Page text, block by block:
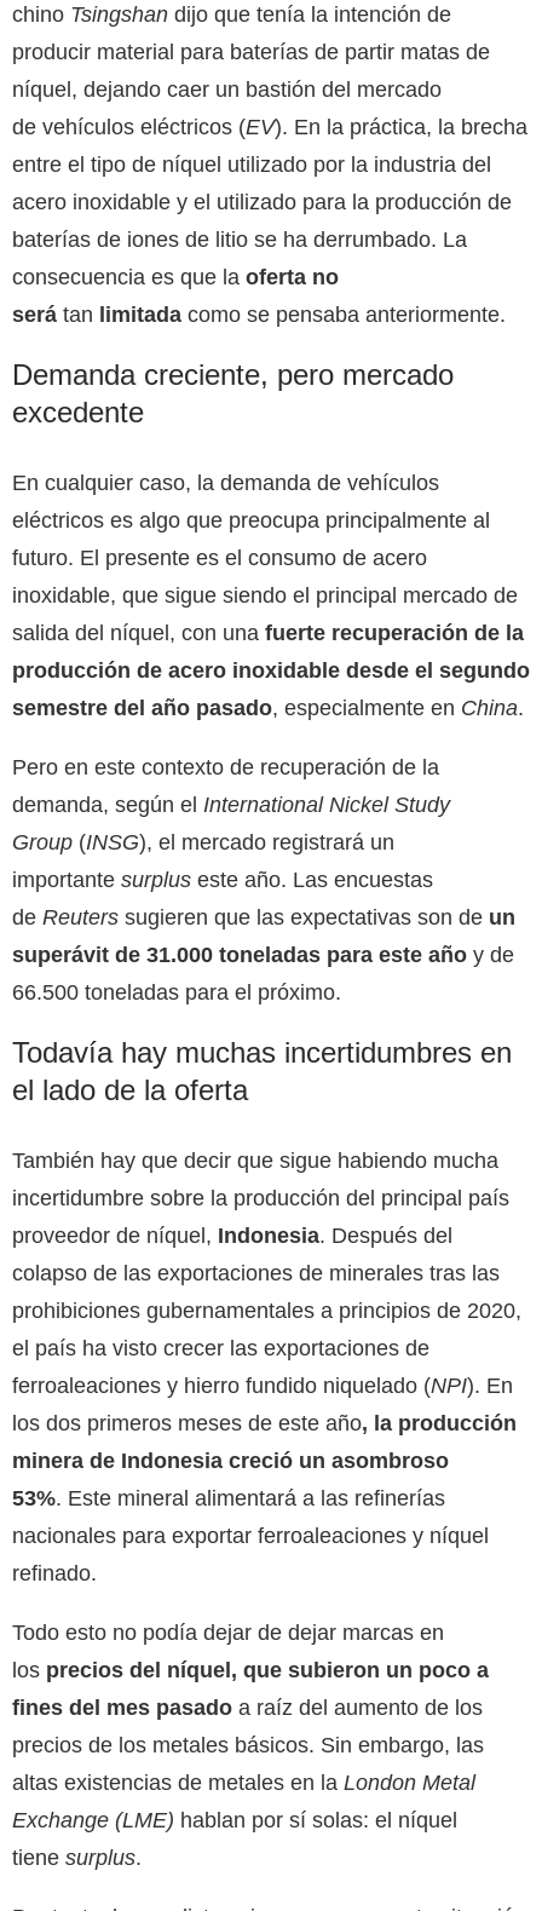
chino Tsingshan dijo que tenía la intención de
producir material para baterías de partir matas de
níquel, dejando caer un bastión del mercado
de vehículos eléctricos (EV). En la práctica, la brecha
entre el tipo de níquel utilizado por la industria del
acero inoxidable y el utilizado para la producción de
baterías de iones de litio se ha derrumbado. La
consecuencia es que la oferta no
será tan limitada como se pensaba anteriormente.
Demanda creciente, pero mercado
excedente
En cualquier caso, la demanda de vehículos
eléctricos es algo que preocupa principalmente al
futuro. El presente es el consumo de acero
inoxidable, que sigue siendo el principal mercado de
salida del níquel, con una fuerte recuperación de la
producción de acero inoxidable desde el segundo
semestre del año pasado, especialmente en China.
Pero en este contexto de recuperación de la
demanda, según el International Nickel Study
Group (INSG), el mercado registrará un
importante surplus este año. Las encuestas
de Reuters sugieren que las expectativas son de un
superávit de 31.000 toneladas para este año y de
66.500 toneladas para el próximo.
Todavía hay muchas incertidumbres en
el lado de la oferta
También hay que decir que sigue habiendo mucha
incertidumbre sobre la producción del principal país
proveedor de níquel, Indonesia. Después del
colapso de las exportaciones de minerales tras las
prohibiciones gubernamentales a principios de 2020,
el país ha visto crecer las exportaciones de
ferroaleaciones y hierro fundido niquelado (NPI). En
los dos primeros meses de este año, la producción
minera de Indonesia creció un asombroso
53%. Este mineral alimentará a las refinerías
nacionales para exportar ferroaleaciones y níquel
refinado.
Todo esto no podía dejar de dejar marcas en
los precios del níquel, que subieron un poco a
fines del mes pasado a raíz del aumento de los
precios de los metales básicos. Sin embargo, las
altas existencias de metales en la London Metal
Exchange (LME) hablan por sí solas: el níquel
tiene surplus.